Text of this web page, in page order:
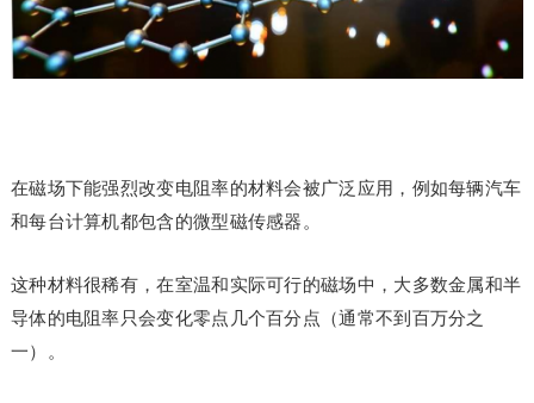
在磁场下能强烈改变电阻率的材料会被广泛应用，例如每辆汽车
和每台计算机都包含的微型磁传感器。
这种材料很稀有，在室温和实际可行的磁场中，大多数金属和半
导体的电阻率只会变化零点几个百分点（通常不到百万分之
一）。